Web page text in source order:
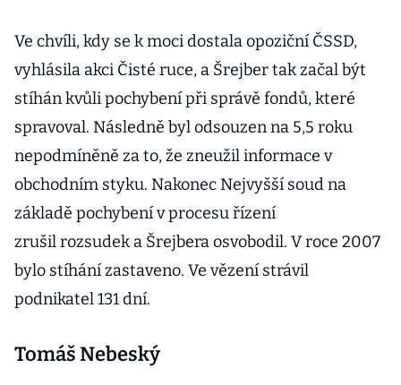
Ve chvíli, kdy se k moci dostala opoziční ČSSD,
vyhlásila akci Čisté ruce, a Šrejber tak začal být
stíhán kvůli pochybení při správě fondů, které
spravoval. Následně byl odsouzen na 5,5 roku
nepodmíněně za to, že zneužil informace v
obchodním styku. Nakonec Nejvyšší soud na
základě pochybení v procesu řízení
zrušil rozsudek a Šrejbera osvobodil. V roce 2007
bylo stíhání zastaveno. Ve vězení strávil
podnikatel 131 dní.
Tomáš Nebeský